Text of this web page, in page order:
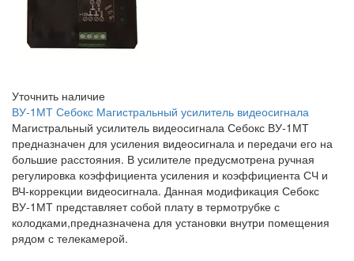
Уточнить наличие
ВУ-1МТ Себокс Магистральный усилитель видеосигнала
Магистральный усилитель видеосигнала Себокс ВУ-1МТ
предназначен для усиления видеосигнала и передачи его на
большие расстояния. В усилителе предусмотрена ручная
регулировка коэффициента усиления и коэффициента СЧ и
ВЧ-коррекции видеосигнала. Данная модификация Себокс
ВУ-1МТ представляет собой плату в термотрубке с
колодками,предназначена для установки внутри помещения
рядом с телекамерой.